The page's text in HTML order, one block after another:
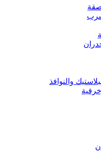
والنوافذ